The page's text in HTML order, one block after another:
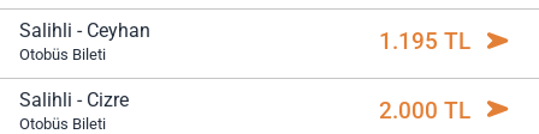
Salihli - Ceyhan
Otobüs Bileti 1.195 TL
Salihli - Cizre
Otobüs Bileti 2.000 TL